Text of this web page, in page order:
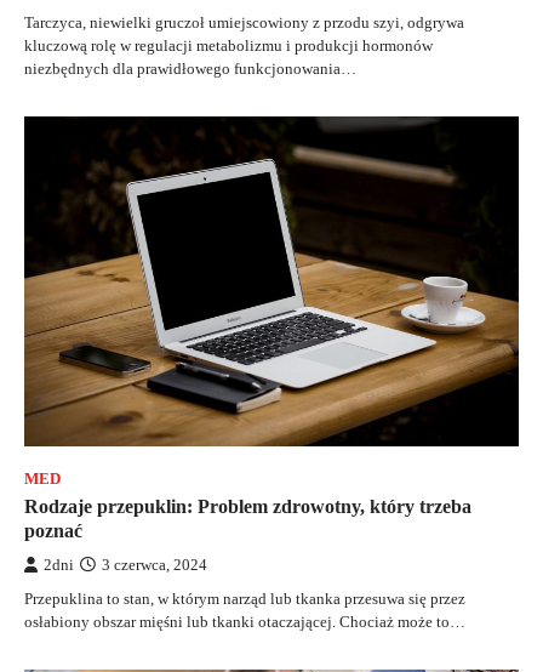
Tarczyca, niewielki gruczoł umiejscowiony z przodu szyi, odgrywa
kluczową rolę w regulacji metabolizmu i produkcji hormonów
niezbędnych dla prawidłowego funkcjonowania…
MED
Rodzaje przepuklin: Problem zdrowotny, który trzeba
poznać
2dni 3 czerwca, 2024
Przepuklina to stan, w którym narząd lub tkanka przesuwa się przez
osłabiony obszar mięśni lub tkanki otaczającej. Chociaż może to…